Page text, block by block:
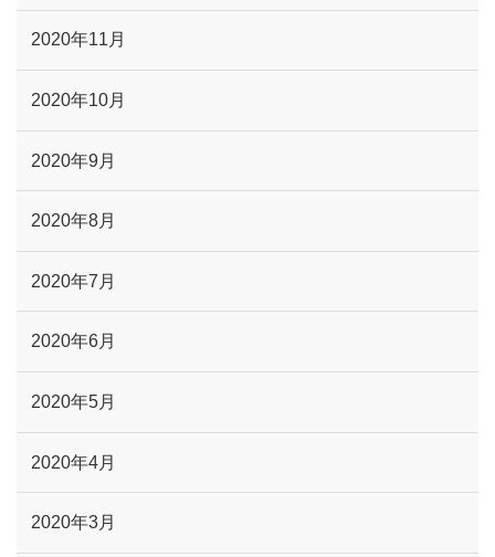
2020年11月
2020年10月
2020年9月
2020年8月
2020年7月
2020年6月
2020年5月
2020年4月
2020年3月